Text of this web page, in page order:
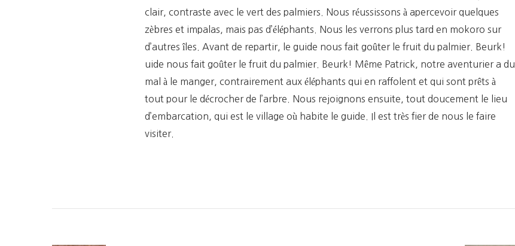
clair, contraste avec le vert des palmiers. Nous réussissons à apercevoir quelques
zèbres et impalas, mais pas d’éléphants. Nous les verrons plus tard en mokoro sur
d’autres îles. Avant de repartir, le guide nous fait goûter le fruit du palmier. Beurk!
uide nous fait goûter le fruit du palmier. Beurk! Même Patrick, notre aventurier a du
mal à le manger, contrairement aux éléphants qui en raffolent et qui sont prêts à
tout pour le décrocher de l’arbre. Nous rejoignons ensuite, tout doucement le lieu
d’embarcation, qui est le village où habite le guide. Il est très fier de nous le faire
visiter.